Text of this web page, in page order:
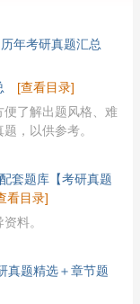
年考研真题汇总
[查看目录]
了解出题风格、难
，以供参考。
套题库【考研真题
看目录]
料。
真题精选＋章节题